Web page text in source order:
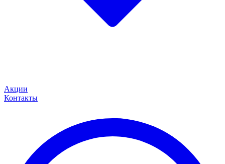
Акции
Контакты